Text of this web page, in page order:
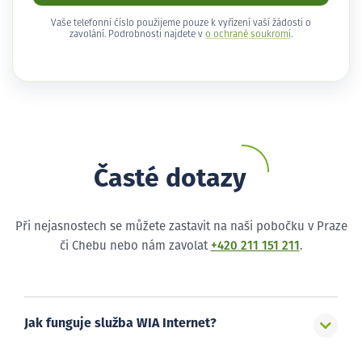
Vaše telefonní číslo použijeme pouze k vyřízení vaší žádosti o
zavolání. Podrobnosti najdete v o ochraně soukromí .
Časté dotazy
Při nejasnostech se můžete zastavit na naši pobočku v Praze
či Chebu nebo nám zavolat +420 211 151 211 .
Jak funguje služba WIA Internet?